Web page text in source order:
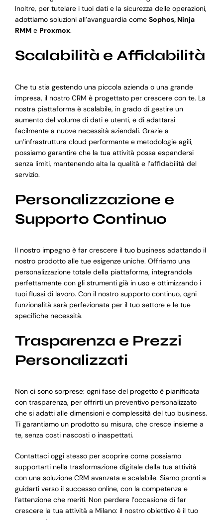
Inoltre, per tutelare i tuoi dati e la sicurezza delle operazioni,
adottiamo soluzioni all’avanguardia come Sophos, Ninja
RMMe Proxmox.
Scalabilità e Affidabilità
Che tu stia gestendo una piccola azienda o una grande
impresa, il nostro CRM è progettato per crescere con te. La
nostra piattaforma è scalabile, in grado di gestire un
aumento del volume di dati e utenti, e di adattarsi
facilmente a nuove necessità aziendali. Grazie a
un’infrastruttura cloud performante e metodologie agili,
possiamo garantire che la tua attività possa espandersi
senza limiti, mantenendo alta la qualità e l’affidabilità del
servizio.
Personalizzazione e
Supporto Continuo
Il nostro impegno è far crescere il tuo business adattando il
nostro prodotto alle tue esigenze uniche. Offriamo una
personalizzazione totale della piattaforma, integrandola
perfettamente con gli strumenti già in uso e ottimizzando i
tuoi flussi di lavoro. Con il nostro supporto continuo, ogni
funzionalità sarà perfezionata per il tuo settore e le tue
specifiche necessità.
Trasparenza e Prezzi
Personalizzati
Non ci sono sorprese: ogni fase del progetto è pianificata
con trasparenza, per offrirti un preventivo personalizzato
che si adatti alle dimensioni e complessità del tuo business.
Ti garantiamo un prodotto su misura, che cresce insieme a
te, senza costi nascosti o inaspettati.
Contattaci oggi stesso per scoprire come possiamo
supportarti nella trasformazione digitale della tua attività
con una soluzione CRM avanzata e scalabile. Siamo pronti a
guidarti verso il successo online, con la competenza e
l’attenzione che meriti. Non perdere l’occasione di far
crescere la tua attività a Milano: il nostro obiettivo è il tuo